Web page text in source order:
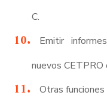
C.
Emitir
nuevos CETPRO
Otras